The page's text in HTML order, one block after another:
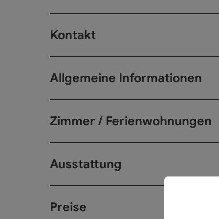
Kontakt
Allgemeine Informationen
Zimmer / Ferienwohnungen
Ausstattung
Preise